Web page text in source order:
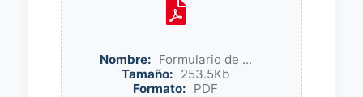
Nombre: Formulario de ...
Tamaño: 253.5Kb
Formato: PDF